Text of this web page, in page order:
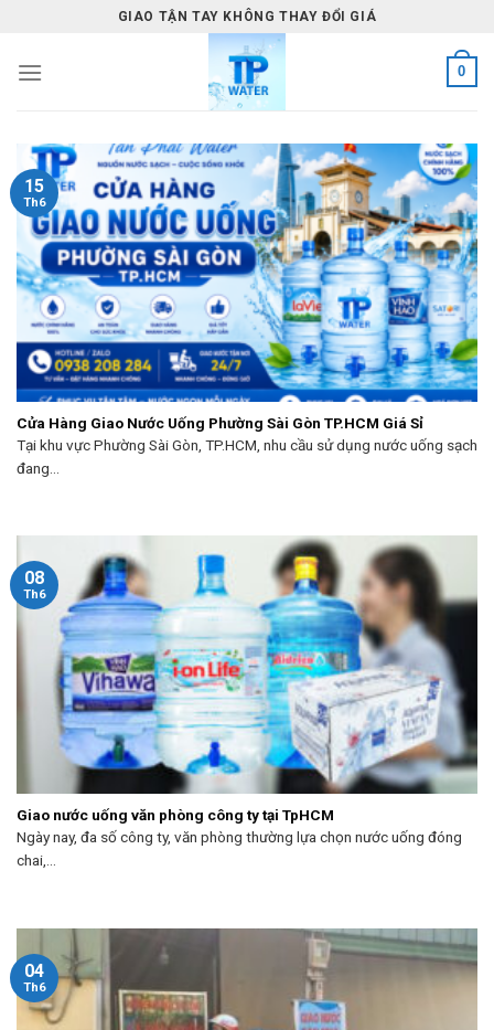
content
GIAO TẬN TAY KHÔNG THAY ĐỔI GIÁ
0
Cửa Hàng Giao Nước Uống Phường Sài Gòn TP.HCM Giá Sỉ
Tại khu vực Phường Sài Gòn, TP.HCM, nhu cầu sử dụng nước uống sạch
đang...
15
Th6
Giao nước uống văn phòng công ty tại TpHCM
Ngày nay, đa số công ty, văn phòng thường lựa chọn nước uống đóng
chai,...
08
Th6
04
Th6